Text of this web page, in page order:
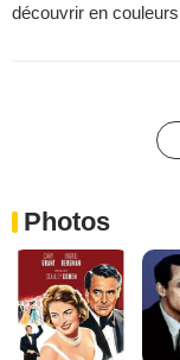
découvrir en couleurs
Photos